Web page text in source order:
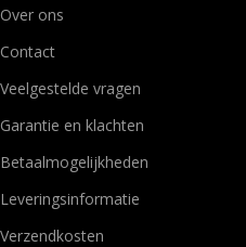
Over ons
Contact
Veelgestelde vragen
Garantie en klachten
Betaalmogelijkheden
Leveringsinformatie
Verzendkosten